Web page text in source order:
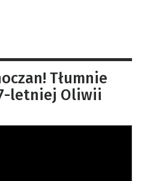
Tłumnie
letniej Oliwii